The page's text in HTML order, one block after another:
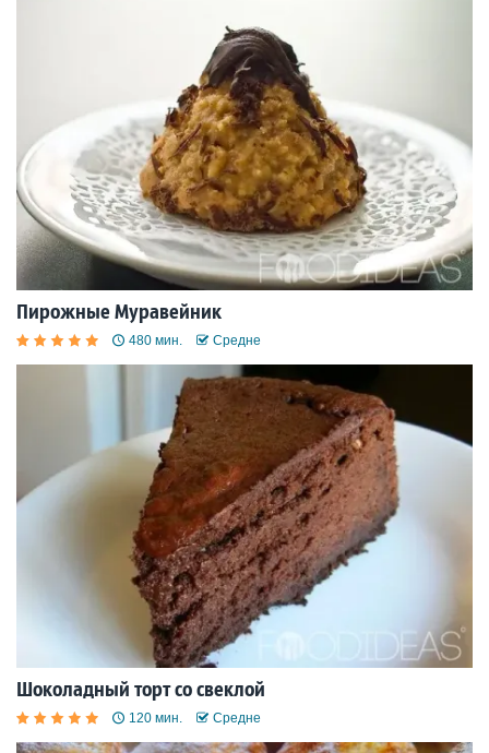
Пирожные Муравейник
480 мин. Средне
Шоколадный торт со свеклой
120 мин. Средне